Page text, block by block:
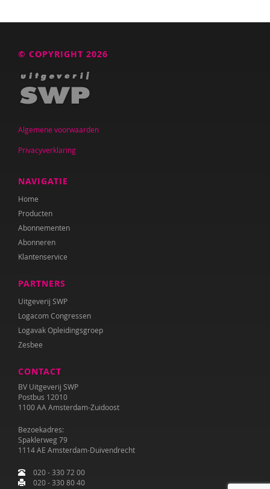
© COPYRIGHT 2026
Algemene voorwaarden
Privacyverklaring
NAVIGATIE
Home
Producten
Abonnementen
Abonneren
Klantenservice
PARTNERS
Uitgeverij SWP
Logacom Congressen
Logavak Opleidingsgroep
Zesbee
CONTACT
BV Uitgeverij SWP
Postbus 12010
1100 AA Amsterdam-Zuidoost
Bezoekadres:
Spaklerweg 79
1114 AE Amsterdam-Duivendrecht
020 - 330 72 00
020 - 330 80 40